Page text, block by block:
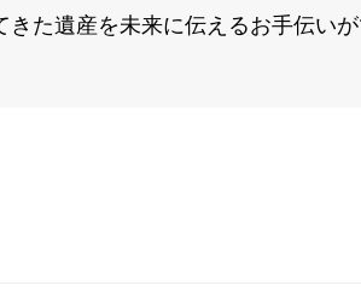
た遺産を未来に伝えるお手伝い